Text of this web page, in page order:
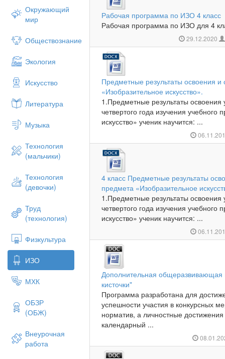
Окружающий
мир
Обществознание
Экология
Искусство
Литература
Музыка
Технология
(мальчики)
Технология
(девочки)
Труд
(технология)
Физкультура
ИЗО
МХК
ОБЗР
(ОБЖ)
Внеурочная
работа
Рабочая программа по ИЗО 4 класс
Рабочая программа по ИЗО для 4
29.12.2020
Предметные результаты освоения
«Изобразительное искусство».
1.Предметные результаты освоения
четвертого года изучения учебного
искусство» ученик научится: ...
4 класс Предметные результаты
предмета «Изобразительное
1.Предметные результаты освоения
четвертого года изучения учебного
искусство» ученик научится: ...
Дополнительная
кисточки"
Программа разработана для
успешности участия в конкурсных
норматив, а личностные
календарный ...